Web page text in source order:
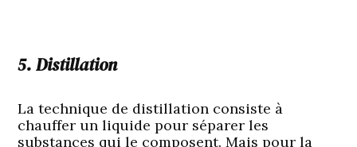
5. Distillation
La technique de distillation consiste à
chauffer un liquide pour séparer les
substances qui le composent. Mais pour la